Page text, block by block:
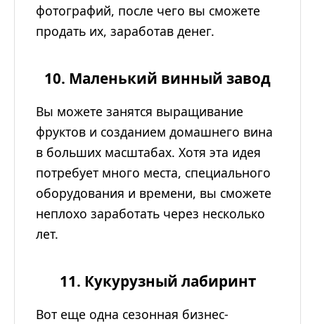
фотографий, после чего вы сможете
продать их, заработав денег.
10. Маленький винный завод
Вы можете занятся выращивание
фруктов и созданием домашнего вина
в больших масштабах. Хотя эта идея
потребует много места, специального
оборудования и времени, вы сможете
неплохо заработать через несколько
лет.
11. Кукурузный лабиринт
Вот еще одна сезонная бизнес-